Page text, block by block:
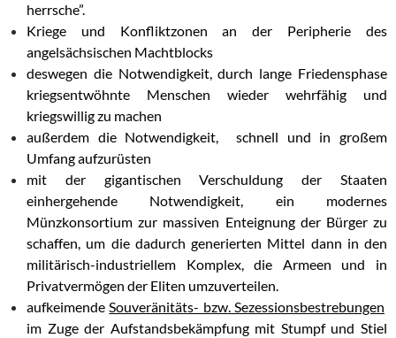
herrsche”.
Kriege und Konfliktzonen an der Peripherie des
angelsächsischen Machtblocks
deswegen die Notwendigkeit, durch lange Friedensphase
kriegsentwöhnte Menschen wieder wehrfähig und
kriegswillig zu machen
außerdem die Notwendigkeit, schnell und in großem
Umfang aufzurüsten
mit der gigantischen Verschuldung der Staaten
einhergehende Notwendigkeit, ein modernes
Münzkonsortium zur massiven Enteignung der Bürger zu
schaffen, um die dadurch generierten Mittel dann in den
militärisch-industriellem Komplex, die Armeen und in
Privatvermögen der Eliten umzuverteilen.
aufkeimendeSouveränitäts- bzw. Sezessionsbestrebungen
im Zuge der Aufstandsbekämpfung mit Stumpf und Stiel